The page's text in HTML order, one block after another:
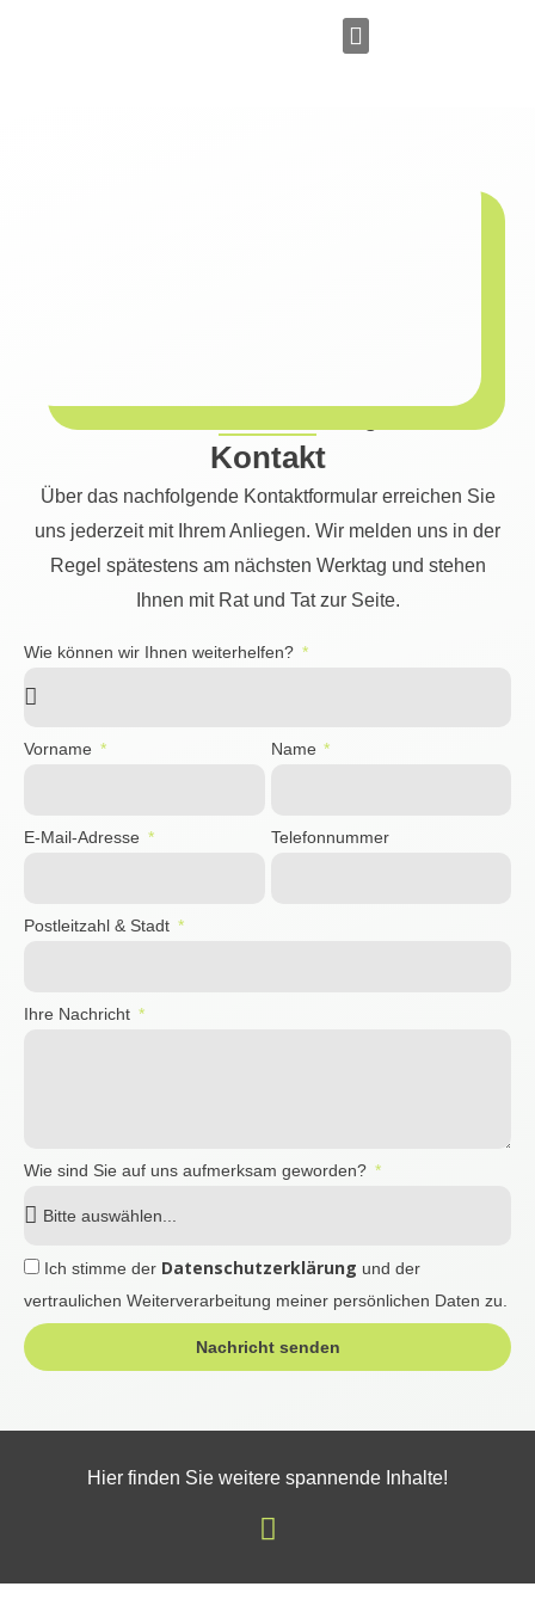
Kontakt
Über das nachfolgende Kontaktformular erreichen Sie
uns jederzeit mit Ihrem Anliegen. Wir melden uns in der
Regel spätestens am nächsten Werktag und stehen
Ihnen mit Rat und Tat zur Seite.
Wie können wir Ihnen weiterhelfen?
Vorname Name
E-Mail-Adresse Telefonnummer
Postleitzahl & Stadt
Ihre Nachricht
Wie sind Sie auf uns aufmerksam geworden?
Ich stimme der Datenschutzerklärung und der
vertraulichen Weiterverarbeitung meiner persönlichen Daten zu.
Nachricht senden
Hier finden Sie weitere spannende Inhalte!
I
s